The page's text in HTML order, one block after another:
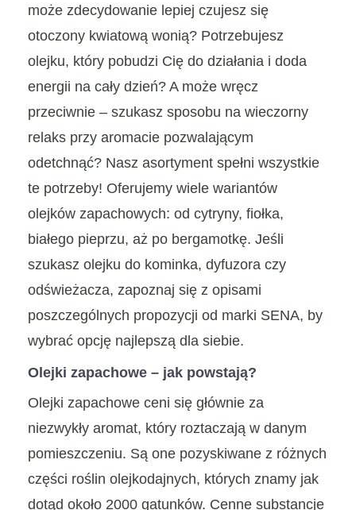
może zdecydowanie lepiej czujesz się
otoczony kwiatową wonią? Potrzebujesz
olejku, który pobudzi Cię do działania i doda
energii na cały dzień? A może wręcz
przeciwnie – szukasz sposobu na wieczorny
relaks przy aromacie pozwalającym
odetchnąć? Nasz asortyment spełni wszystkie
te potrzeby! Oferujemy wiele wariantów
olejków zapachowych: od cytryny, fiołka,
białego pieprzu, aż po bergamotkę. Jeśli
szukasz olejku do kominka, dyfuzora czy
odświeżacza, zapoznaj się z opisami
poszczególnych propozycji od marki SENA, by
wybrać opcję najlepszą dla siebie.
Olejki zapachowe – jak powstają?
Olejki zapachowe ceni się głównie za
niezwykły aromat, który roztaczają w danym
pomieszczeniu. Są one pozyskiwane z różnych
części roślin olejkodajnych, których znamy jak
dotąd około 2000 gatunków. Cenne substancje